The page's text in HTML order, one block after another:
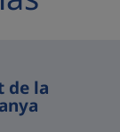
de la